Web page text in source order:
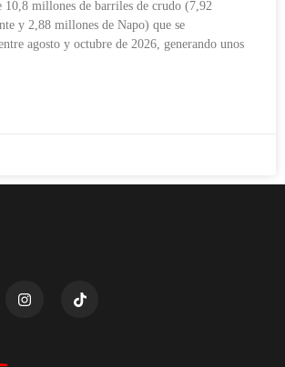
10,8 millones de barriles de crudo (7,92
y 2,88 millones de Napo) que se
agosto y octubre de 2026, generando unos